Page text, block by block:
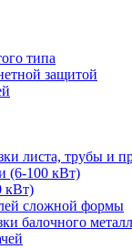
типа
защитой
листа, трубы и
(6-100 кВт)
кВт)
сложной формы
балочного